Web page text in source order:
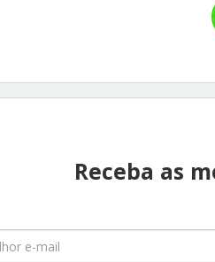
Receba as